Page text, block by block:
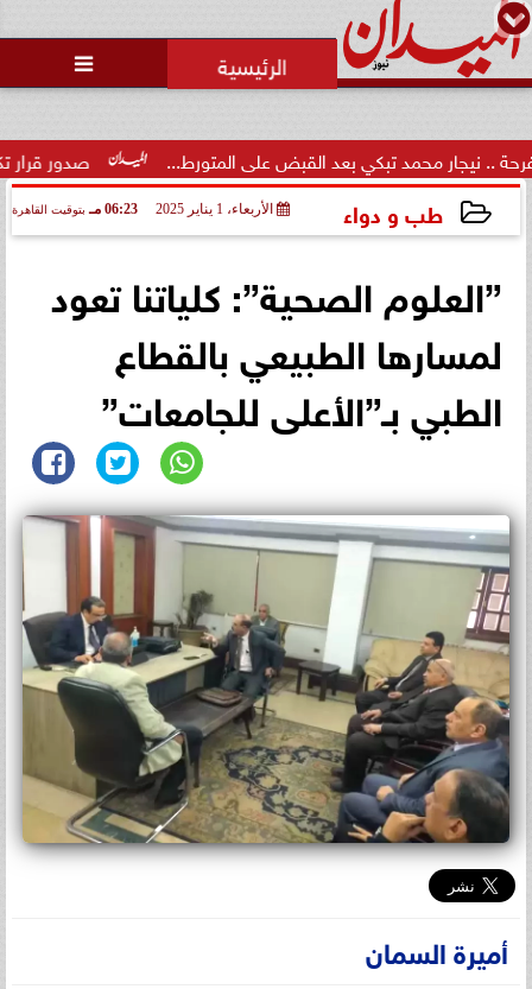

صدور قرار تكليف محمد تبكي بعد القبض على المتورط...
طب و دواء الأربعاء، 1 يناير 2025 06:23 مـ بتوقيت القاهرة
”العلوم الصحية”: كلياتنا تعود
لمسارها الطبيعي بالقطاع
الطبي بـ”الأعلى للجامعات”
أميرة السمان